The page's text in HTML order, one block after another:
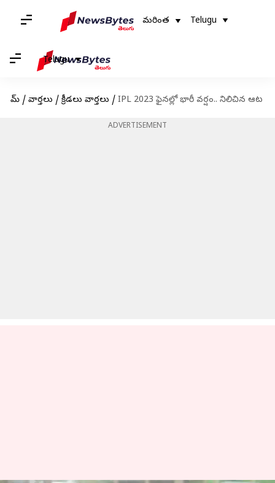
మరింత Telugu
Telugu
హోమ్ / వార్తలు / క్రీడలు వార్తలు / IPL 2023 ఫైనల్లో భారీ వర్షం.. నిలిచిన ఆట
ADVERTISEMENT